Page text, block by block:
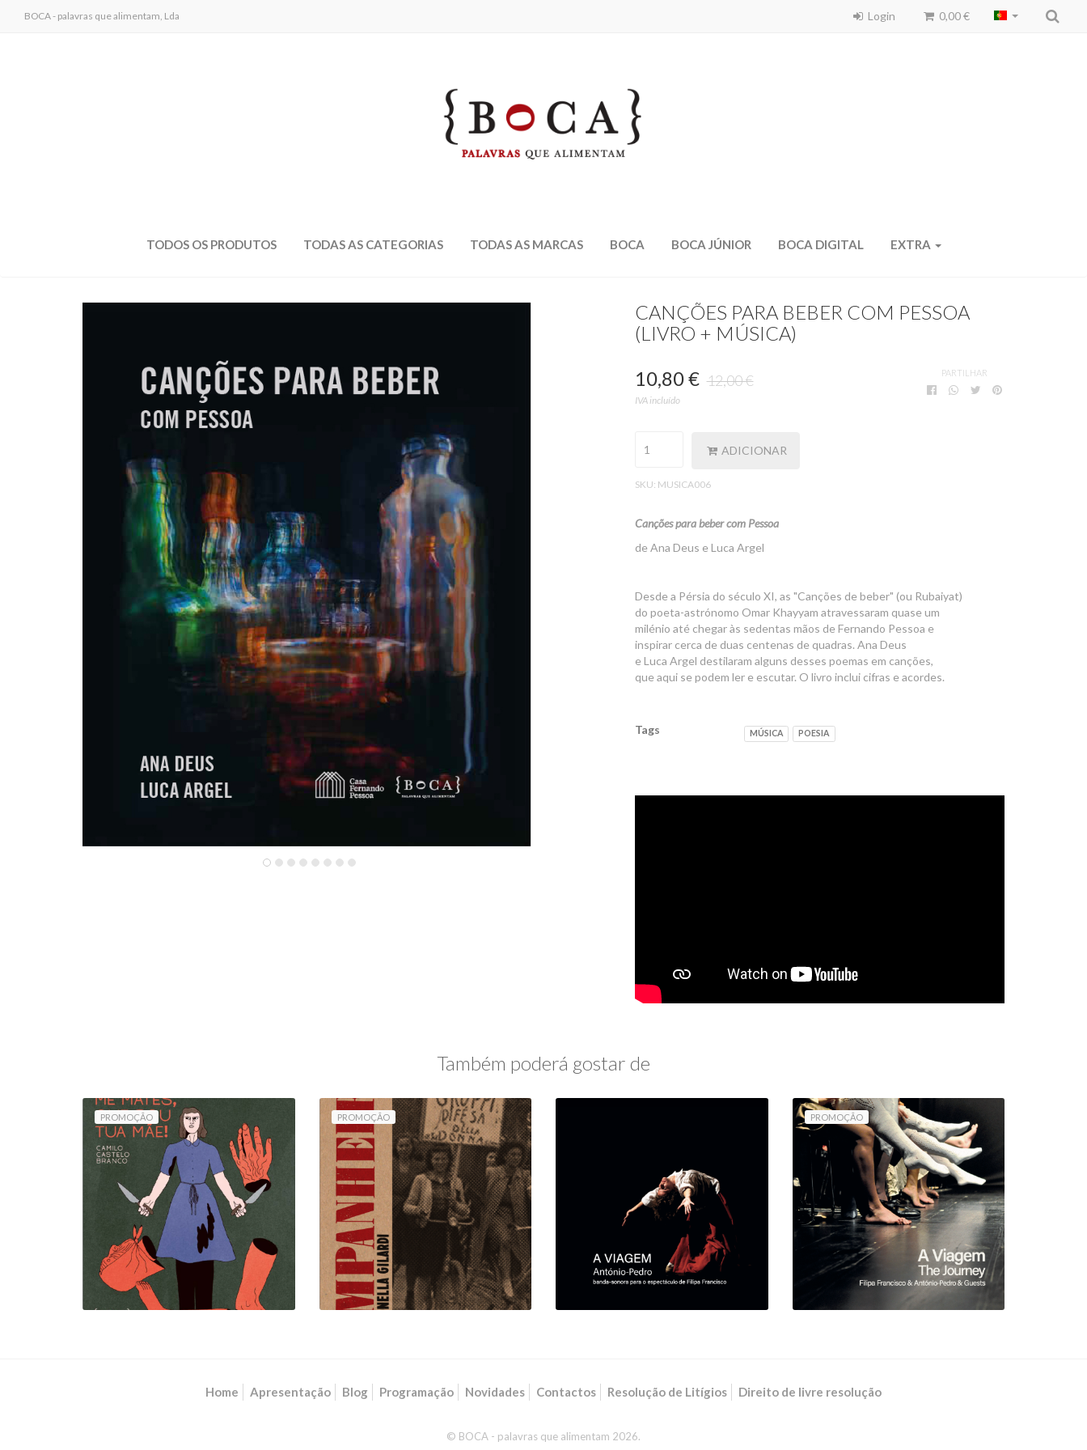
BOCA - palavras que alimentam, Lda Login 0,00 €
TODOS OS PRODUTOS TODAS AS CATEGORIAS TODAS AS MARCAS BOCA BOCA JÚNIOR BOCA DIGITAL EXTRA
CANÇÕES PARA BEBER COM PESSOA
(LIVRO + MÚSICA)
10,80 € 12,00 €
IVA incluído
PARTILHAR
ADICIONAR
SKU: MUSICA006
Canções para beber com Pessoa
de Ana Deus e Luca Argel
Desde a Pérsia do século XI, as "Canções de beber" (ou Rubaiyat)
do poeta-astrónomo Omar Khayyam atravessaram quase um
milénio até chegar às sedentas mãos de Fernando Pessoa e
inspirar cerca de duas centenas de quadras. Ana Deus
e Luca Argel destilaram alguns desses poemas em canções,
que aqui se podem ler e escutar. O livro inclui cifras e acordes.
Tags MÚSICA POESIA
Também poderá gostar de
PROMOÇÃO
MARIA! NÃO ME
MATES, QUE SOU TUA
MÃE!
10,80 € 12,00 €
PROMOÇÃO
COMPANHEIRAS
(LIVRO & AUDIOLIVRO)
11,70 € 13,00 €
A VIAGEM (VINIL
DUPLO)
PROMOÇÃO
A VIAGEM (LIVRO COM
MÚSICA) / THE
JOURNEY (BOOK WITH
MUSIC)
11,25 € 12,50 €
Home Apresentação Blog Programação Novidades Contactos Resolução de Litígios Direito de livre resolução
© BOCA - palavras que alimentam 2026.